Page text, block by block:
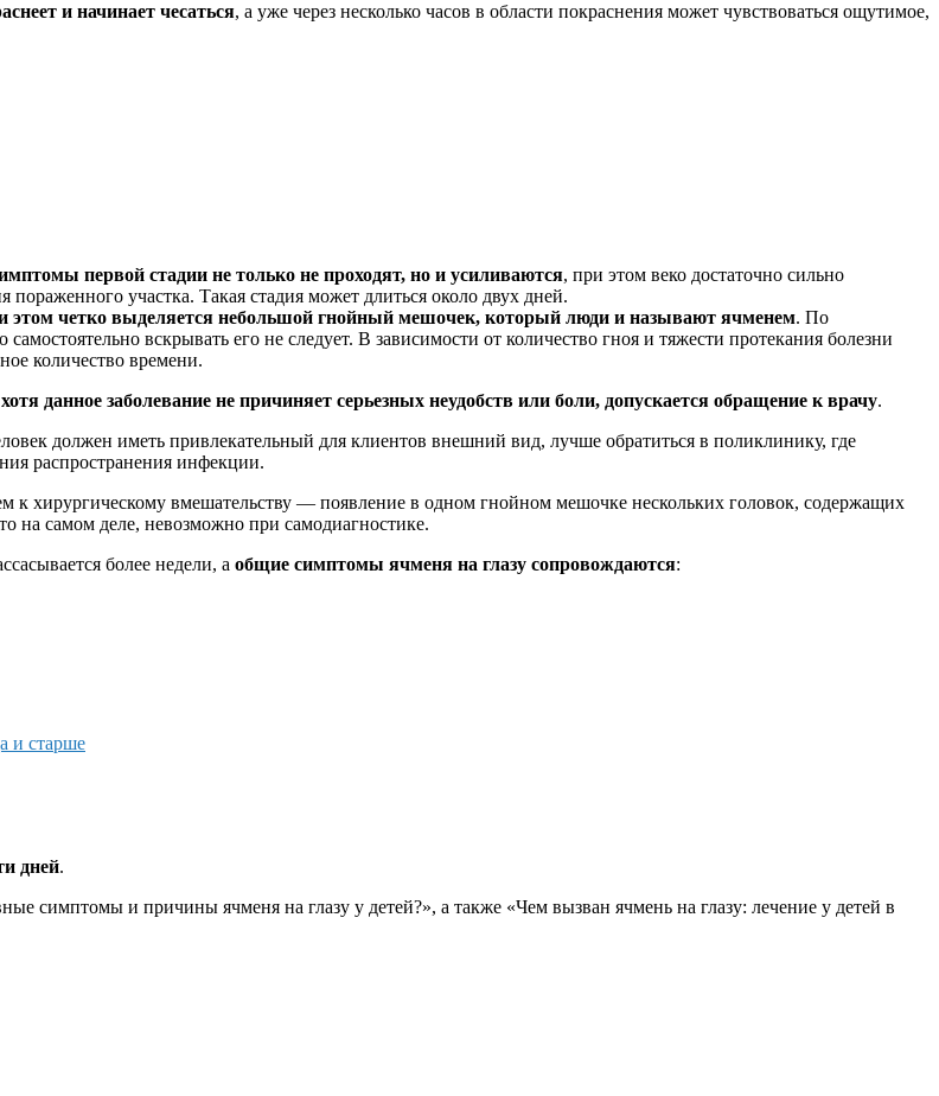
и начинает чесаться, а уже через несколько часов в области покраснения может чувствоваться ощутимое,
первой стадии не только не проходят, но и усиливаются, при этом веко достаточно сильно
пораженного участка. Такая стадия может длиться около двух дней.
этом четко выделяется небольшой гнойный мешочек, который люди и называют ячменем. По
вскрывать его не следует. В зависимости от количество гноя и тяжести протекания болезни
количество времени.
данное заболевание не причиняет серьезных неудобств или боли, допускается обращение к врачу.
должен иметь привлекательный для клиентов внешний вид, лучше обратиться в поликлинику, где
распространения инфекции.
к хирургическому вмешательству — появление в одном гнойном мешочке нескольких головок, содержащих
на самом деле, невозможно при самодиагностике.
более недели, а общие симптомы ячменя на глазу сопровождаются:
и старше
дней.
симптомы и причины ячменя на глазу у детей?», а также «Чем вызван ячмень на глазу: лечение у детей в